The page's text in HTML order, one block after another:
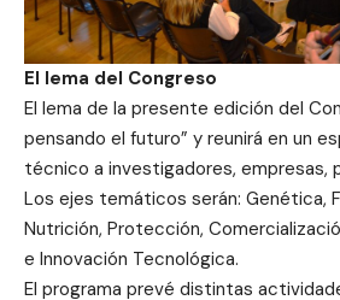
El lema del Congreso
El lema de la presente edición del
pensando el futuro” y reunirá en un
técnico a investigadores, empresas,
Los ejes temáticos serán: Genética,
Nutrición, Protección,
e Innovación Tecnológica.
El programa prevé distintas